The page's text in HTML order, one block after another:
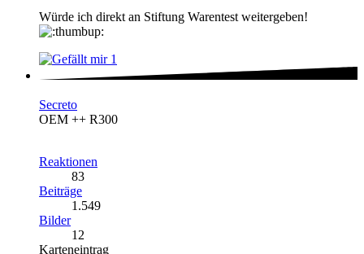
Würde ich direkt an Stiftung Warentest weitergeben!
1
Secreto
OEM ++ R300
Reaktionen
83
Beiträge
1.549
Bilder
12
Karteneintrag